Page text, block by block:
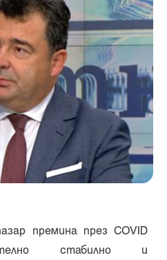
премина през COVID
стабилно и